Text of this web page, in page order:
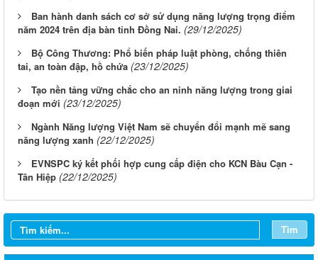
Ban hành danh sách cơ sở sử dụng năng lượng trọng điểm
năm 2024 trên địa bàn tỉnh Đồng Nai. (29/12/2025)
Bộ Công Thương: Phổ biến pháp luật phòng, chống thiên
tai, an toàn đập, hồ chứa (23/12/2025)
Tạo nền tảng vững chắc cho an ninh năng lượng trong giai
đoạn mới (23/12/2025)
Ngành Năng lượng Việt Nam sẽ chuyển đổi mạnh mẽ sang
năng lượng xanh (22/12/2025)
EVNSPC ký kết phối hợp cung cấp điện cho KCN Bàu Cạn -
Tân Hiệp (22/12/2025)
Tìm